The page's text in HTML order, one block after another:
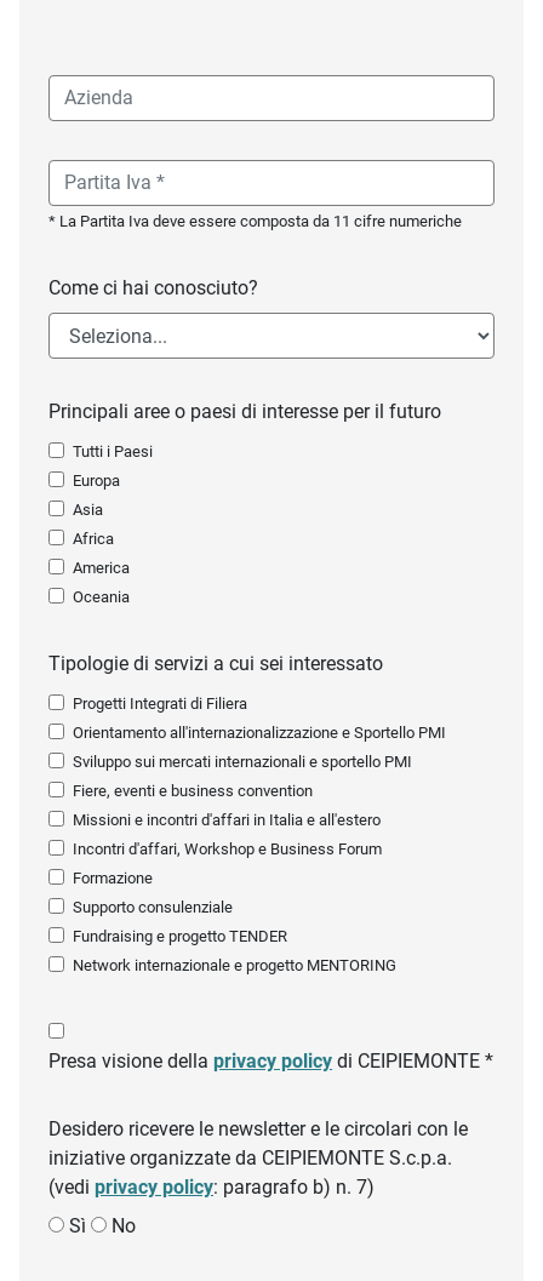
* La Partita Iva deve essere composta da 11 cifre numeriche
Come ci hai conosciuto?
Principali aree o paesi di interesse per il futuro
Tutti i Paesi
Europa
Asia
Africa
America
Oceania
Tipologie di servizi a cui sei interessato
Progetti Integrati di Filiera
Orientamento all'internazionalizzazione e Sportello PMI
Sviluppo sui mercati internazionali e sportello PMI
Fiere, eventi e business convention
Missioni e incontri d'affari in Italia e all'estero
Incontri d'affari, Workshop e Business Forum
Formazione
Supporto consulenziale
Fundraising e progetto TENDER
Network internazionale e progetto MENTORING
Presa visione della privacy policy di CEIPIEMONTE *
Desidero ricevere le newsletter e le circolari con le
iniziative organizzate da CEIPIEMONTE S.c.p.a.
(vedi privacy policy: paragrafo b) n. 7)
Sì
No